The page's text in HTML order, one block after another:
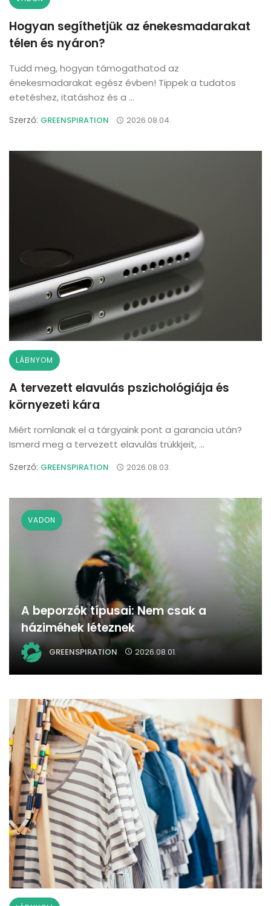
Hogyan segíthetjük az énekesmadarakat
télen és nyáron?
Tudd meg, hogyan támogathatod az
énekesmadarakat egész évben! Tippek a tudatos
etetéshez, itatáshoz és a ...
Szerző: GREENSPIRATION 2026.08.04.
LÁBNYOM
A tervezett elavulás pszichológiája és
környezeti kára
Miért romlanak el a tárgyaink pont a garancia után?
Ismerd meg a tervezett elavulás trükkjeit, ...
Szerző: GREENSPIRATION 2026.08.03.
A beporzók típusai: Nem csak a
háziméhek léteznek
GREENSPIRATION 2026.08.01.
VADON